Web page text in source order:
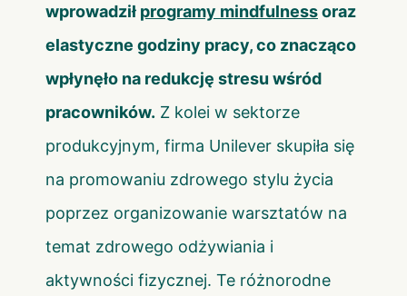
wprowadził programy mindfulnessoraz
elastyczne godziny pracy, co znacząco
wpłynęło na redukcję stresu wśród
pracowników. Z kolei w sektorze
produkcyjnym, firma Unilever skupiła się
na promowaniu zdrowego stylu życia
poprzez organizowanie warsztatów na
temat zdrowego odżywiania i
aktywności fizycznej. Te różnorodne